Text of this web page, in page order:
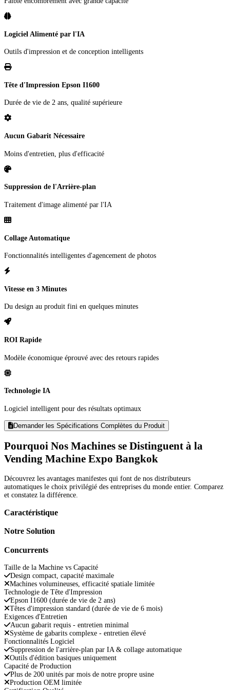
Logiciel Alimenté par l'IA
Outils d'impression et de conception intelligents
Tête d'Impression Epson I1600
Durée de vie de 2 ans, qualité supérieure
Aucun Gabarit Nécessaire
Moins d'entretien, plus d'efficacité
Suppression de l'Arrière-plan
Traitement d'image alimenté par l'IA
Collage Automatique
Fonctionnalités intelligentes d'agencement de photos
Vitesse en 3 Minutes
Du design au produit fini en quelques minutes
ROI Rapide
Modèle économique éprouvé avec des retours rapides
Technologie IA
Logiciel intelligent pour des résultats optimaux
Demander les Spécifications Complètes du Produit
Pourquoi Nos Machines se Distinguent à la
Vending Machine Expo Bangkok
Découvrez les avantages manifestes qui font de nos distributeurs
automatiques le choix privilégié des entreprises du monde entier. Comparez
et constatez la différence.
Caractéristique
Notre Solution
Concurrents
Taille de la Machine vs Capacité
Design compact, capacité maximale
Machines volumineuses, efficacité spatiale limitée
Technologie de Tête d'Impression
Epson I1600 (durée de vie de 2 ans)
Têtes d'impression standard (durée de vie de 6 mois)
Exigences d'Entretien
Aucun gabarit requis - entretien minimal
Système de gabarits complexe - entretien élevé
Fonctionnalités Logiciel
Suppression de l'arrière-plan par IA & collage automatique
Outils d'édition basiques uniquement
Capacité de Production
Plus de 200 unités par mois de notre propre usine
Production OEM limitée